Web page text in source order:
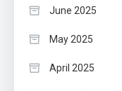
June 2025
May 2025
April 2025